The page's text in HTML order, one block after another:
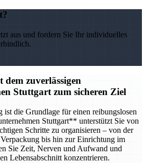
aus und fordern Sie Ihr individuelles
zuverlässigen
Stuttgart zum sicheren Ziel
ist die Grundlage für einen reibungslosen
Stuttgart** unterstützt Sie von
Schritte zu organisieren – von der
bis hin zur Einrichtung im
Sie Zeit, Nerven und Aufwand und
Lebensabschnitt konzentrieren.